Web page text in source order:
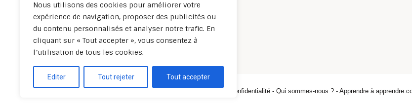
Nous utilisons des cookies pour améliorer votre
expérience de navigation, proposer des publicités ou
du contenu personnalisés et analyser notre trafic. En
cliquant sur « Tout accepter », vous consentez à
l’utilisation de tous les cookies.
Editer Tout rejeter Tout accepter
Politique de confidentialité - Qui sommes-nous ? - Apprendre à